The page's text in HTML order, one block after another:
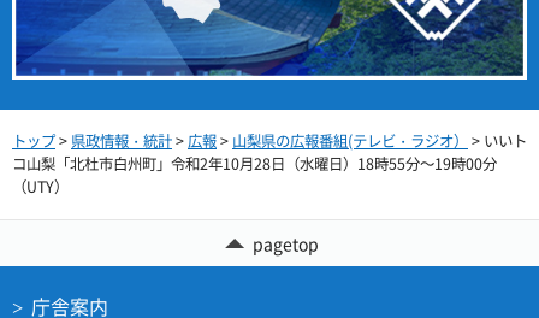
トップ> 県政情報・統計>広報> 山梨県の広報番組(テレビ・ラジオ）
> いいト
コ山梨「北杜市白州町」令和2年10月28日（水曜日）18時55分～19時00分
（UTY）
pagetop
庁舎案内